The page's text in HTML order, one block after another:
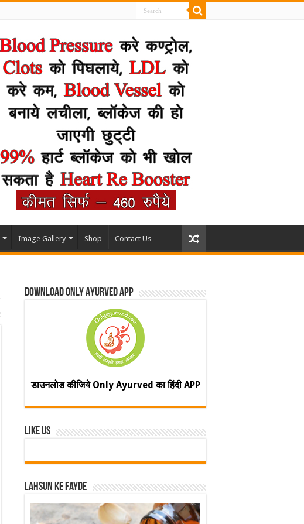
Image Gallery Shop Contact Us
Download Only Ayurved App
डाउनलोड कीजिये Only Ayurved का हिंदी APP
Like Us
Lahsun ke fayde